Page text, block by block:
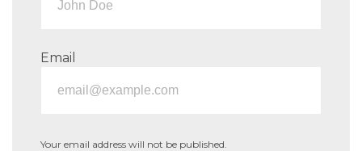
Email
Your email address will not be published.